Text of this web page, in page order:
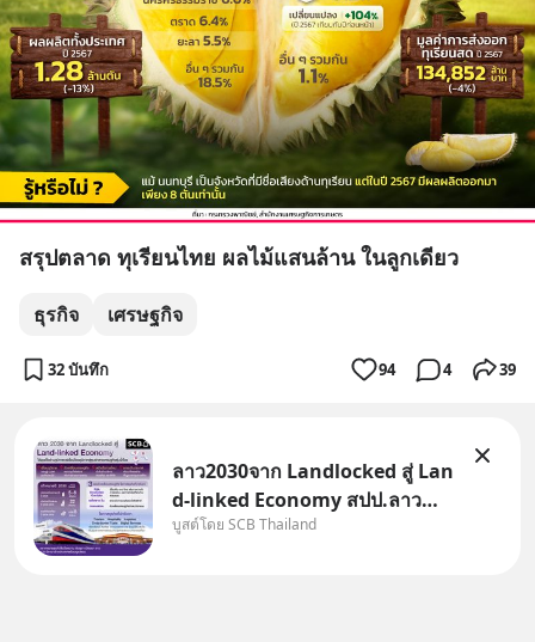
สรุปตลาด ทุเรียนไทย ผลไม้แสนล้าน ในลูกเดียว
ธุรกิจ เศรษฐกิจ
32 บันทึก 94 4 39
ลาว2030จาก Landlocked สู่ Lan
d-linked Economy สปป.ลาว
กำลังเปลี่ยนบทบาทจาก “ประเทศ
บูสต์โดย SCB Thailand